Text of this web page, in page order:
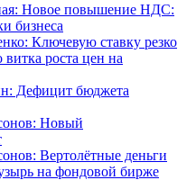
Новое повышение НДС:
бизнеса
Ключевую ставку резко
роста цен на
Дефицит бюджета
Новый
Вертолётные деньги
на фондовой бирже